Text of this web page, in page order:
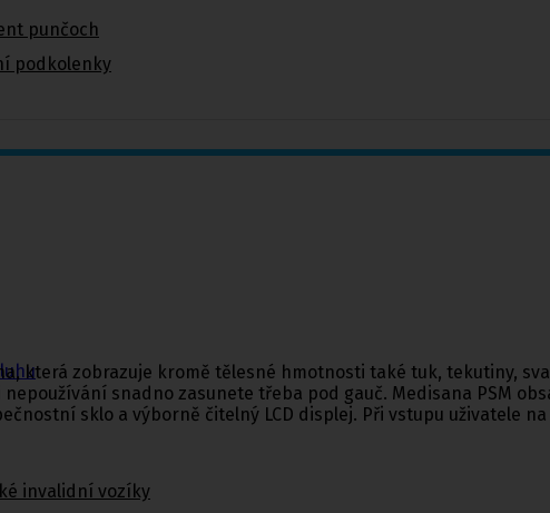
punčoch
podkolenky
invalidní vozíky
která zobrazuje kromě tělesné hmotnosti také tuk, tekutiny,
snadno zasunete třeba pod gauč. Medisana PSM
sklo a výborně čitelný LCD displej. Při vstupu uživatele